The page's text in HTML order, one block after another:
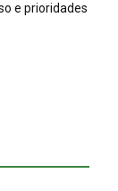
e prioridades